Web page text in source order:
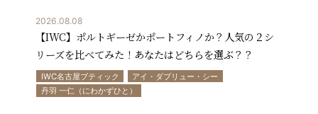
2026.08.08
【IWC】ポルトギーゼかポートフィノか？人気の２シ
リーズを比べてみた！あなたはどちらを選ぶ？？
IWC名古屋ブティック
アイ・ダブリュー・シー
丹羽 一仁（にわかずひと）